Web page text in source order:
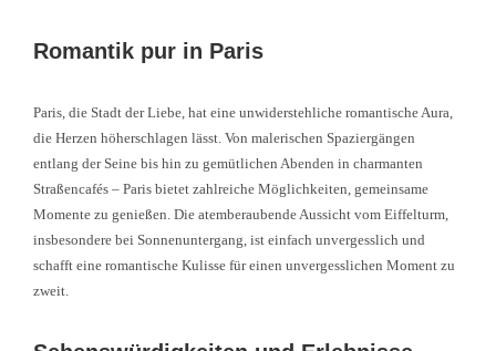
Romantik pur in Paris
Paris, die Stadt der Liebe, hat eine unwiderstehliche romantische Aura,
die Herzen höherschlagen lässt. Von malerischen Spaziergängen
entlang der Seine bis hin zu gemütlichen Abenden in charmanten
Straßencafés – Paris bietet zahlreiche Möglichkeiten, gemeinsame
Momente zu genießen. Die atemberaubende Aussicht vom Eiffelturm,
insbesondere bei Sonnenuntergang, ist einfach unvergesslich und
schafft eine romantische Kulisse für einen unvergesslichen Moment zu
zweit.